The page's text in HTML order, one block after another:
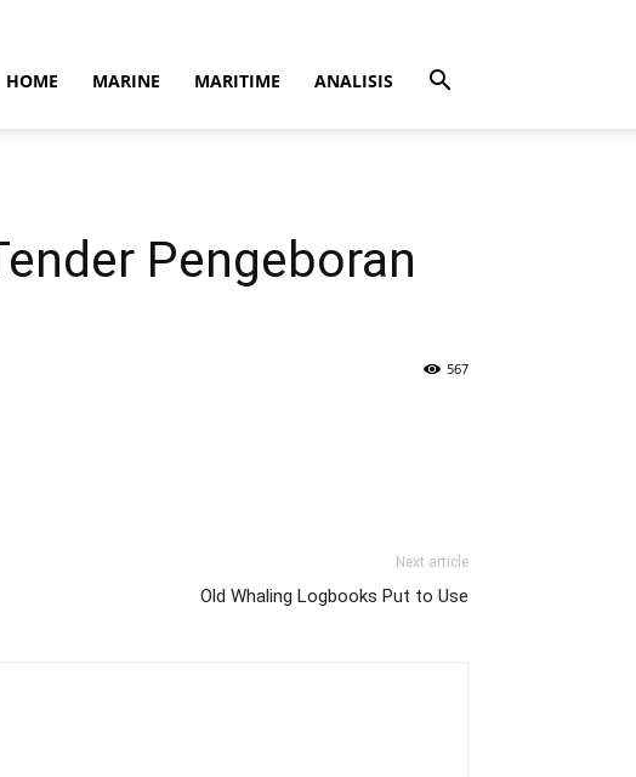
HOME MARINE MARITIME ANALISIS
Pengeboran
567
Next article
Old Whaling Logbooks Put to Use